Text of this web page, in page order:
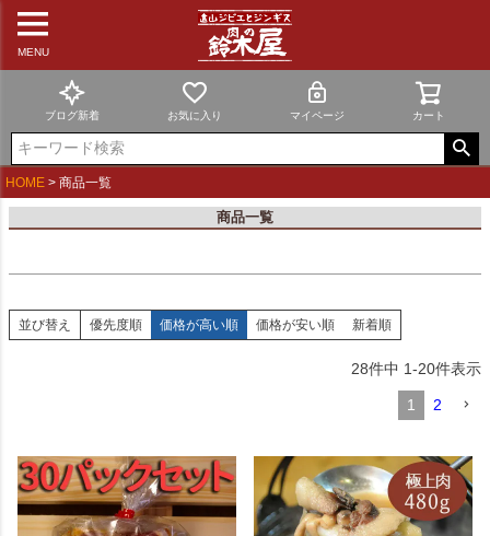
MENU
ブログ新着 お気に入り マイページ カート
HOME 商品一覧
商品一覧
価格が安い順
価格が高い順
優先度順
レビュー順
キーワードヒット順
検索
並び替え 優先度順 価格が高い順 価格が安い順 新着順
28件中 1-20件表示
1 2